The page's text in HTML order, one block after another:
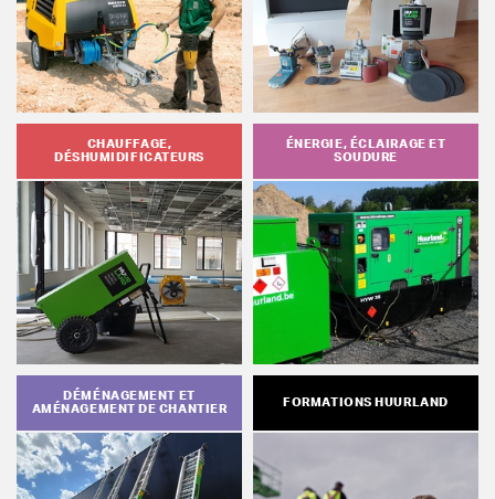
CHAUFFAGE,
DÉSHUMIDIFICATEURS
ÉNERGIE, ÉCLAIRAGE ET
SOUDURE
DÉMÉNAGEMENT ET
AMÉNAGEMENT DE CHANTIER
FORMATIONS HUURLAND